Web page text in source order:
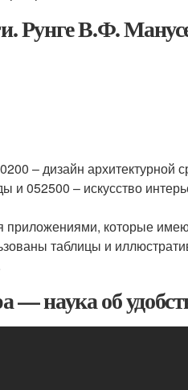
Рунге В.Ф.
– дизайн архитектурной
и 052500 – искусство
которые
таблицы и
— наука об